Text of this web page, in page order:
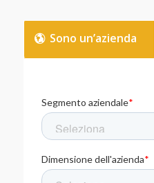
Sono un’azienda